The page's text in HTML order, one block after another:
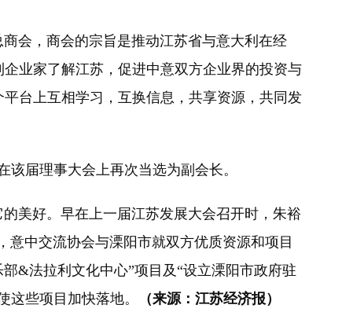
会，商会的宗旨是推动江苏省与意大利在经
业家了解江苏，促进中意双方企业界的投资与
台上互相学习，互换信息，共享资源，共同发
届理事大会上再次当选为副会长。
美好。早在上一届江苏发展大会召开时，朱裕
中交流协会与溧阳市就双方优质资源和项目
&法拉利文化中心”项目及“设立溧阳市政府驻
些项目加快落地。
（来源：江苏经济报）